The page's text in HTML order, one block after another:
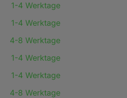
1-4 Werktage
1-4 Werktage
4-8 Werktage
1-4 Werktage
1-4 Werktage
4-8 Werktage